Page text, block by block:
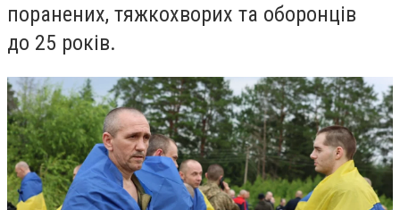
поранених, тяжкохворих та оборонців
до 25 років.